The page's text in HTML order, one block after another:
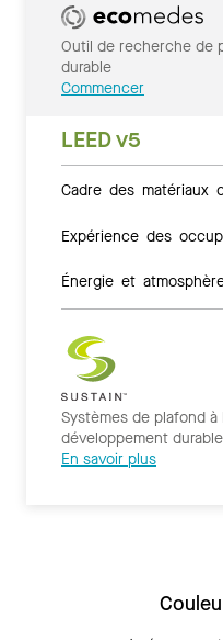
Outil de recherche de
durable
Commencer
LEED v5
Cadre des matériaux
Expérience des
Énergie et
Systèmes de plafond
développement durable
En savoir plus